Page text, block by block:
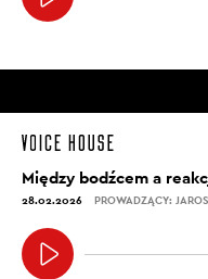
Między bodźcem a
28.02.2026 PROWADZĄCY: